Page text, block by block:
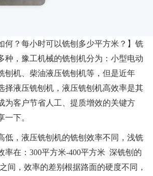
何？每小时可以铣刨多少平方米？】铣
种，豫工机械的铣刨机分为：小型电动
刨机、柴油液压铣刨机等，但是近年
择液压铣刨机，液压铣刨机高效率是其
为客户节省人工、提质增效的关键方
一下。
低，液压铣刨机的铣刨效率不同，浅铣
率在：300平方米-400平方米 深铣刨的
间，效率的差别根据路面的硬度不同，